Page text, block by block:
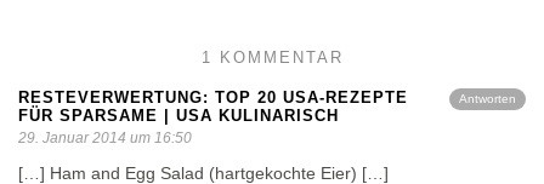
1 KOMMENTAR
Antworten
RESTEVERWERTUNG: TOP 20 USA-REZEPTE
FÜR SPARSAME | USA KULINARISCH
29. Januar 2014 um 16:50
[…] Ham and Egg Salad (hartgekochte Eier) […]